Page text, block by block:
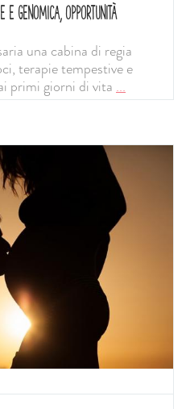
E GENOMICA, OPPORTUNITÀ
una cabina di regia
terapie tempestive e
primi giorni di vita ...